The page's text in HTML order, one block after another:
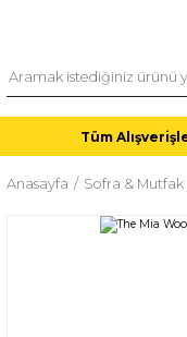
Tüm
Anasayfa Sofra & Mutfak